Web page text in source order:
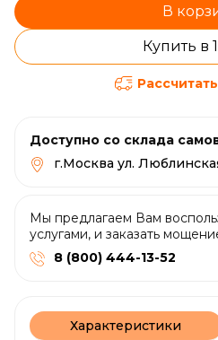
В
Купить в
Доступно со склада
г.Москва ул.
Мы предлагаем Вам
услугами, и заказать
8 (800) 444-13-52
Характеристики